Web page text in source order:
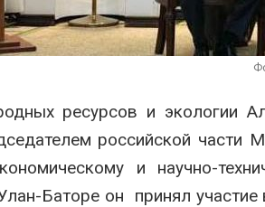
ресурсов и экологии
российской части
и научно-
Баторе он принял участие